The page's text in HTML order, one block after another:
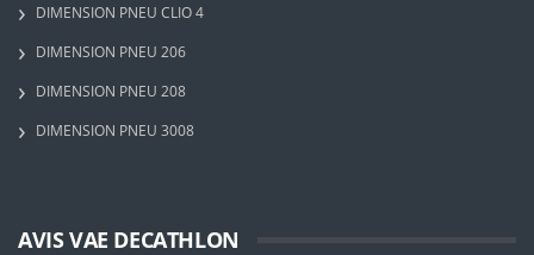
DIMENSION PNEU CLIO 4
DIMENSION PNEU 206
DIMENSION PNEU 208
DIMENSION PNEU 3008
AVIS VAE DECATHLON